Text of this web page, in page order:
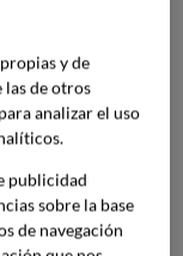
y de
de otros
analizar el uso
publicidad
sobre la base
de navegación